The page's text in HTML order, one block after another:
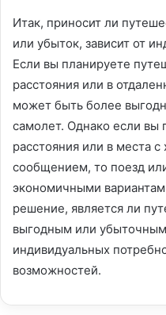
Итак, приносит ли
или убыток, зависит от
Если вы планируете
расстояния или в
может быть более
самолет. Однако если вы
расстояния или в места
сообщением, то поезд
экономичными
решение, является ли
выгодным или
индивидуальных
возможностей.